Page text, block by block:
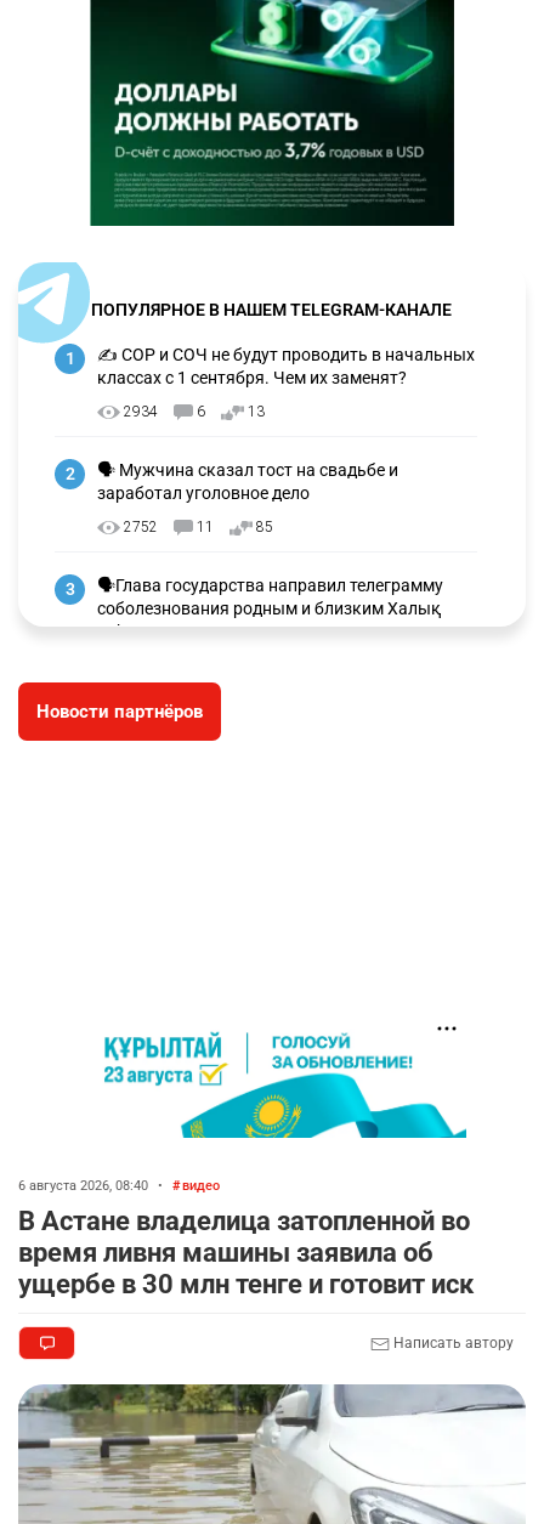
ПОПУЛЯРНОЕ В НАШЕМ TELEGRAM-КАНАЛЕ
1
✍️ СОР и СОЧ не будут проводить в начальных
классах с 1 сентября. Чем их заменят?
2934 6 13
2
🗣 Мужчина сказал тост на свадьбе и
заработал уголовное дело
2752 11 85
3
🗣Глава государства направил телеграмму
соболезнования родным и близким Халық
қаһарманы Ивана Гапича
🇫🇷 Клуб ПСЖ объявил об открытии своей
футбольной академии в Астане
🐏 Скота больше, а мясо дороже. Почему в
Казахстане продолжают расти цены на
баранину и конину
8
🏠 Оправданному пастуху из Актобе подарили
квартиру
2301 7 71
9
2284 0 50
10 🌟 Ступень ракеты SpaceX врежется в Луну
2340 1 22
Новости партнёров
6 августа 2026, 08:40 • видео
В Астане владелица затопленной во
время ливня машины заявила об
ущербе в 30 млн тенге и готовит иск
Написать автору